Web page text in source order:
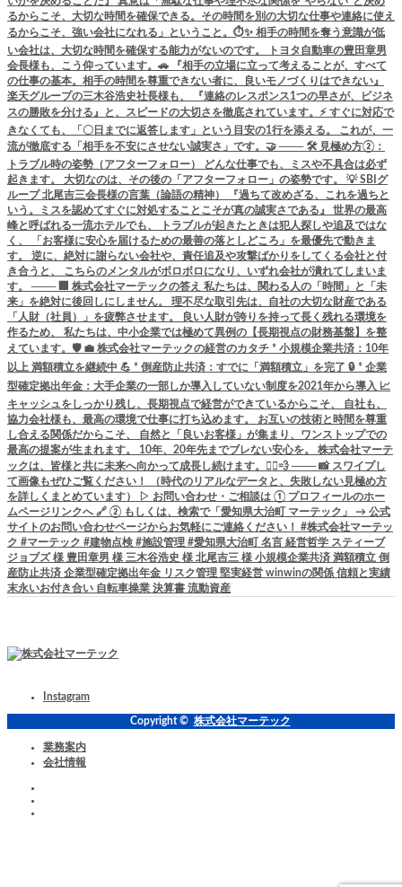
Instagram
Copyright © 株式会社マーテック
業務案内
会社情報